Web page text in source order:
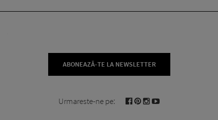
ABONEAZĂ-TE LA NEWSLETTER
Urmareste-ne pe: